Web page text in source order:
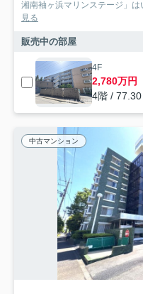
湘南袖ヶ浜マリンステージ」
見る
販売中の部屋
4F
2,780万円
4階 /
中古マンション